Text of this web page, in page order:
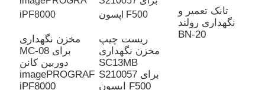
مخزن نگهداری
MC-08 برای
دوربین کانن
imagePROGRAF
iPF8000
ریست چیپ
مخزن نگهداری
SC13MB
S210057 برای
اپسون F500
تانک تعمیر و
نگهداری رولند
BN-20